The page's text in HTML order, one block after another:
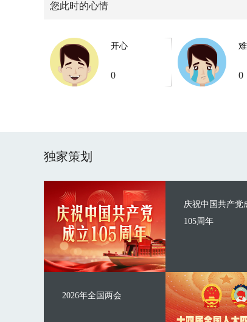
您此时的心情
开心
0 0
独家策划
庆祝中国共产党
105周年
2026年全国两会